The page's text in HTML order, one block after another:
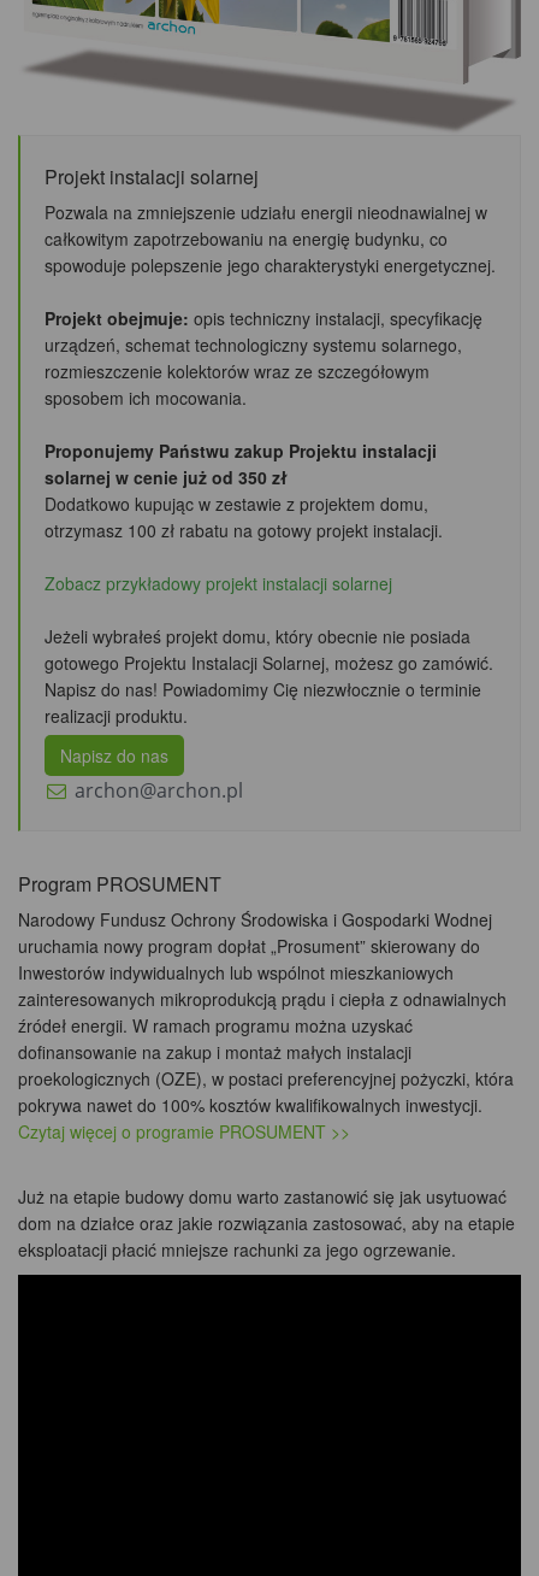
Projekt instalacji solarnej
Pozwala na zmniejszenie udziału energii nieodnawialnej w
całkowitym zapotrzebowaniu na energię budynku, co
spowoduje polepszenie jego charakterystyki energetycznej.
Projekt obejmuje: opis techniczny instalacji, specyfikację
urządzeń, schemat technologiczny systemu solarnego,
rozmieszczenie kolektorów wraz ze szczegółowym
sposobem ich mocowania.
Proponujemy Państwu zakup Projektu instalacji
solarnej w cenie już od 350 zł
Dodatkowo kupując w zestawie z projektem domu,
otrzymasz 100 zł rabatu na gotowy projekt instalacji.
Zobacz przykładowy projekt instalacji solarnej
Jeżeli wybrałeś projekt domu, który obecnie nie posiada
gotowego Projektu Instalacji Solarnej, możesz go zamówić.
Napisz do nas! Powiadomimy Cię niezwłocznie o terminie
realizacji produktu.
Napisz do nas
archon@archon.pl
Program PROSUMENT
Narodowy Fundusz Ochrony Środowiska i Gospodarki Wodnej
uruchamia nowy program dopłat „Prosument” skierowany do
Inwestorów indywidualnych lub wspólnot mieszkaniowych
zainteresowanych mikroprodukcją prądu i ciepła z odnawialnych
źródeł energii. W ramach programu można uzyskać
dofinansowanie na zakup i montaż małych instalacji
proekologicznych (OZE), w postaci preferencyjnej pożyczki, która
pokrywa nawet do 100% kosztów kwalifikowalnych inwestycji.
Czytaj więcej o programie PROSUMENT >>
Już na etapie budowy domu warto zastanowić się jak usytuować
dom na działce oraz jakie rozwiązania zastosować, aby na etapie
eksploatacji płacić mniejsze rachunki za jego ogrzewanie.